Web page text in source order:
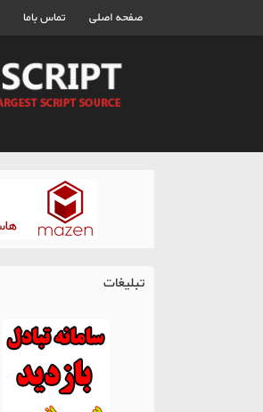
صفحه اصلی تماس باما
تبلیغات